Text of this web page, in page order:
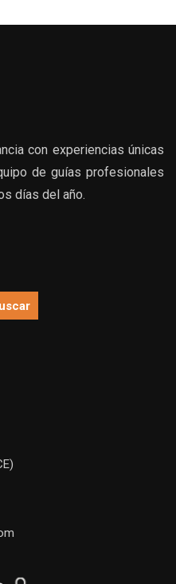
con experiencias únicas
de guías profesionales
días del año.